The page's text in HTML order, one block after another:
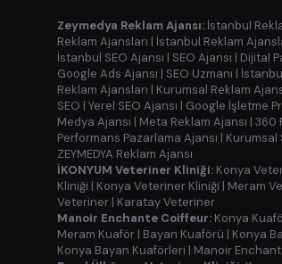
Zeymedya Reklam Ajansı: İstanbul
Reklam Ajansları | İstanbul Reklam
İstanbul SEO Ajansı | SEO Ajansı | Dijital
Google Ads Ajansı | SEO Uzmanı |
Reklam Ajansları | Kurumsal Reklam
SEO | Yerel SEO Ajansı | Google İşletme
Medya Ajansı | Meta Reklam Ajansı | 360
Performans Pazarlama Ajansı | Kurumsal
ZEYMEDYA Reklam Ajansı
İKONYUM Veteriner Kliniği: Konya
Kliniği | Konya Veteriner Kliniği | Meram
Veteriner | Karatay Veteriner
Manoir Enchante Coiffeur: Konya
Meram Kuaför | Bayan Kuaförü | Konya
Konya Bayan Kuaförleri | Manoir